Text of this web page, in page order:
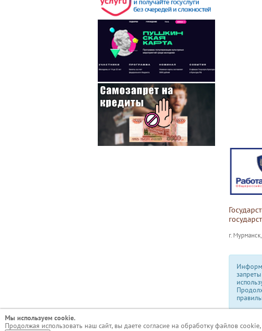
г.
Мы используем сookie.
Продолжая использовать наш сайт, вы даете согласие на обработку файлов